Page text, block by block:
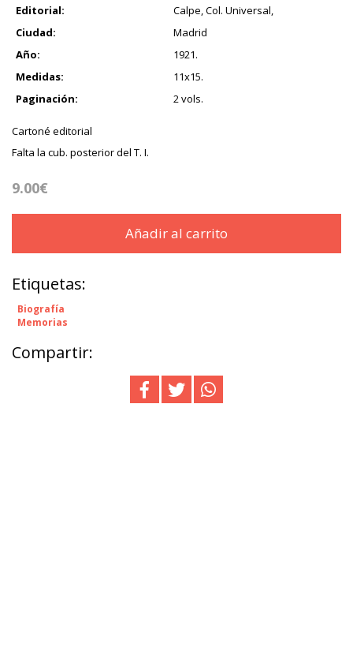
Editorial:
Calpe, Col. Universal,
Ciudad:
Madrid
Año:
1921.
Medidas:
11x15.
Paginación:
2 vols.
Cartoné editorial
Falta la cub. posterior del T. I.
9.00€
Añadir al carrito
Etiquetas:
Biografía
Memorias
Compartir: